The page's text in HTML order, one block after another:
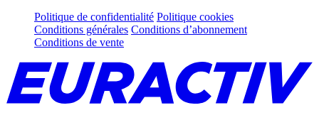
Politique de confidentialité Politique cookies
Conditions générales Conditions d’abonnement
Conditions de vente